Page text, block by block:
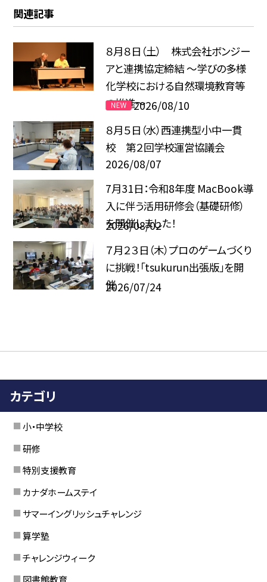
関連記事
８月８日（土） 株式会社ボンジー
アと連携協定締結 ～学びの多様
化学校における自然環境教育等
の推進～2026/08/10
８月５日（水）西連携型小中一貫
校 第２回学校運営協議会
2026/08/07
7月31日：令和8年度 MacBook導
入に伴う活用研修会（基礎研修）
を開催しました！
2026/08/02
７月２３日（木）プロのゲームづくり
に挑戦！「tsukurun出張版」を開
催
2026/07/24
カテゴリ
小・中学校
研修
特別支援教育
カナダホームステイ
サマーイングリッシュチャレンジ
算学塾
チャレンジウィーク
図書館教育